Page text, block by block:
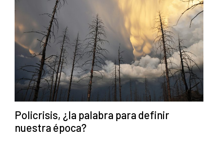
Policrisis, ¿la palabra para definir
nuestra época?